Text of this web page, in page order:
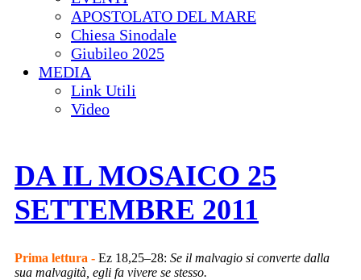
APOSTOLATO DEL MARE
Chiesa Sinodale
Giubileo 2025
MEDIA
Link Utili
Video
DA IL MOSAICO 25
SETTEMBRE 2011
Prima lettura - Ez 18,25–28: Se il malvagio si converte dalla
sua malvagità, egli fa vivere se stesso.